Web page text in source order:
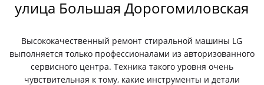
улица Большая Дорогомиловская
Высококачественный ремонт стиральной машины LG
выполняется только профессионалами из авторизованного
сервисного центра. Техника такого уровня очень
чувствительная к тому, какие инструменты и детали